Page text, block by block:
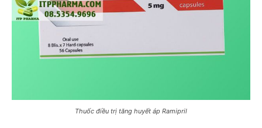
Thuốc điều trị tăng huyết áp Ramipril